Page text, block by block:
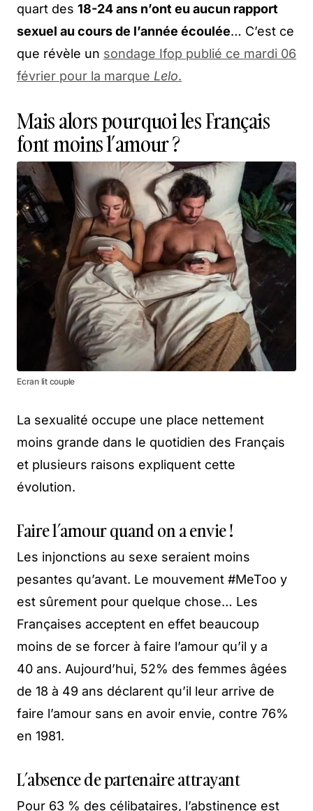
quart des 18-24 ans n’ont eu aucun rapport
sexuel au cours de l’année écoulée… C’est ce
que révèle un sondage Ifop publié ce mardi 06
février pour la marque Lelo.
Mais alors pourquoi les Français
font moins l’amour ?
Ecran lit couple
La sexualité occupe une place nettement
moins grande dans le quotidien des Français
et plusieurs raisons expliquent cette
évolution.
Faire l’amour quand on a envie !
Les injonctions au sexe seraient moins
pesantes qu’avant. Le mouvement #MeToo y
est sûrement pour quelque chose… Les
Françaises acceptent en effet beaucoup
moins de se forcer à faire l’amour qu’il y a
40 ans. Aujourd’hui, 52% des femmes âgées
de 18 à 49 ans déclarent qu’il leur arrive de
faire l’amour sans en avoir envie, contre 76%
en 1981.
L’absence de partenaire attrayant
Pour 63 % des célibataires, l’abstinence est